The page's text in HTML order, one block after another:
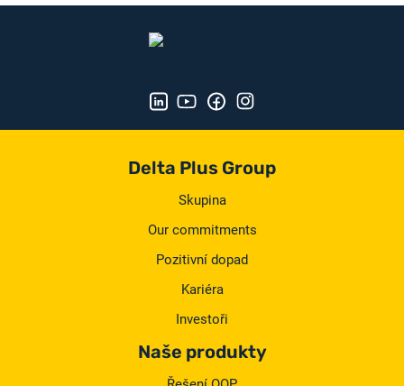
Delta Plus Group
Skupina
Our commitments
Pozitivní dopad
Kariéra
Investoři
Naše produkty